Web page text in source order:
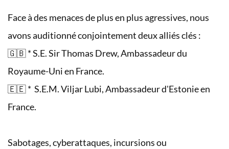
Face à des menaces de plus en plus agressives, nous
avons auditionné conjointement deux alliés clés :
🇬🇧 * S.E. Sir Thomas Drew, Ambassadeur du
Royaume-Uni en France.
🇪🇪 * S.E.M. Viljar Lubi, Ambassadeur d'Estonie en
France.
Sabotages, cyberattaques, incursions ou